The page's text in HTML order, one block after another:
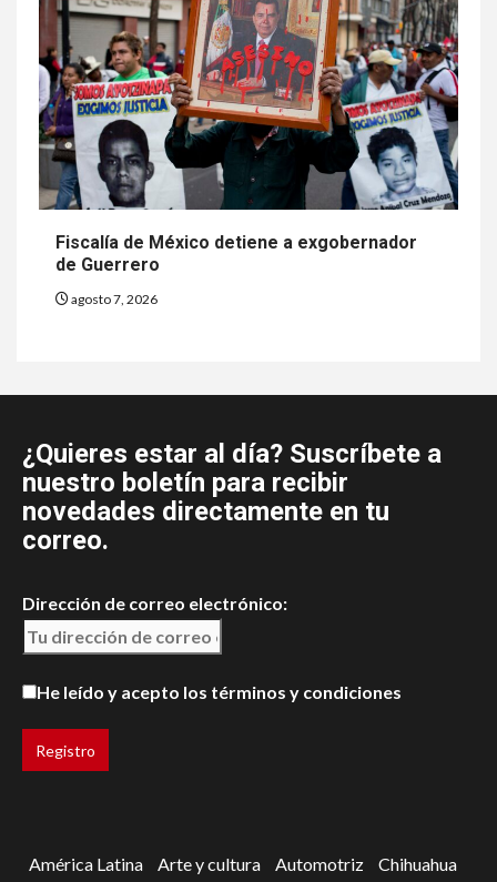
Fiscalía de México detiene a exgobernador
de Guerrero
agosto 7, 2026
¿Quieres estar al día? Suscríbete a
nuestro boletín para recibir
novedades directamente en tu
correo.
Dirección de correo electrónico:
He leído y acepto los términos y condiciones
América Latina Arte y cultura Automotriz
Chihuahua